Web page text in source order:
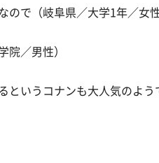
ので（岐阜県／大学1年／女性
院／男性）
というコナンも大人気のよう